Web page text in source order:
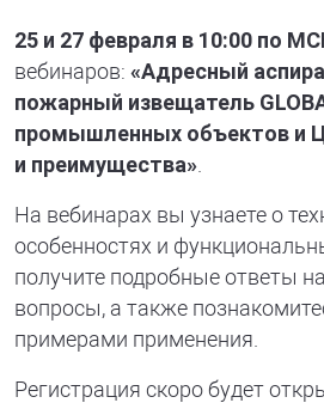
25 и 27 февраля в 10:00 по
вебинаров: «Адресный
пожарный извещатель
промышленных объектов и
и преимущества»
На вебинарах вы узнаете о
особенностях и
получите подробные ответы
вопросы, а также
примерами применения.
Регистрация скоро будет